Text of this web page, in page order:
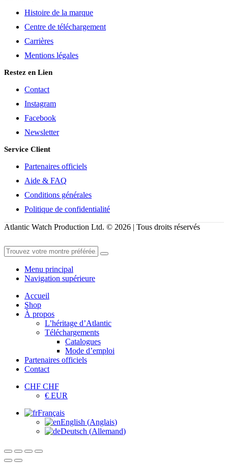
Histoire de la marque
Centre de téléchargement
Carrières
Mentions légales
Restez en Lien
Contact
Instagram
Facebook
Newsletter
Service Client
Partenaires officiels
Aide & FAQ
Conditions générales
Politique de confidentialité
Atlantic Watch Production Ltd. © 2026 | Tous droits réservés
Menu principal
Navigation supérieure
Accueil
Shop
À propos
L’héritage d’Atlantic
Téléchargements
Catalogues
Mode d’emploi
Partenaires officiels
Contact
CHF CHF
€ EUR
Français
English (Anglais)
Deutsch (Allemand)